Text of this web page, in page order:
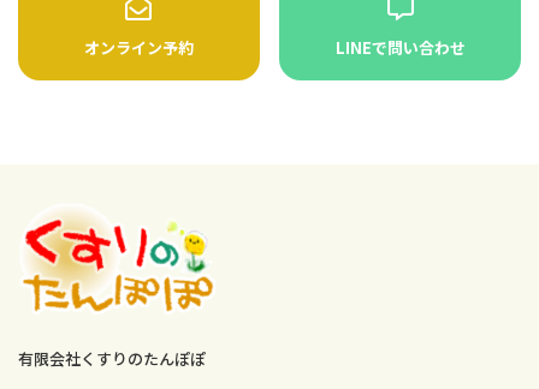
オンライン予約 LINEで問い合わせ
有限会社くすりのたんぽぽ